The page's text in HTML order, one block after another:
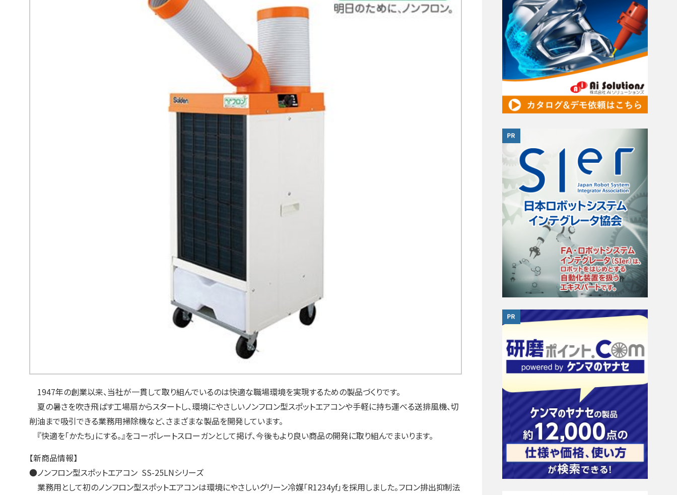
1947年の創業以来、当社が一貫して取り組んでいるのは快適な職場環境を実現するための製品づくりです。
夏の暑さを吹き飛ばす工場扇からスタートし、環境にやさしいノンフロン型スポットエアコンや手軽に持ち運べる送排風機、切
削油まで吸引できる業務用掃除機など、さまざまな製品を開発しています。
『快適を「かたち」にする。』をコーポレートスローガンとして掲げ、今後もより良い商品の開発に取り組んでまいります。
【新商品情報】
●ノンフロン型スポットエアコン SS-25LNシリーズ
業務用として初のノンフロン型スポットエアコンは環境にやさしいグリーン冷媒「R1234yf」を採用しました。フロン排出抑制法